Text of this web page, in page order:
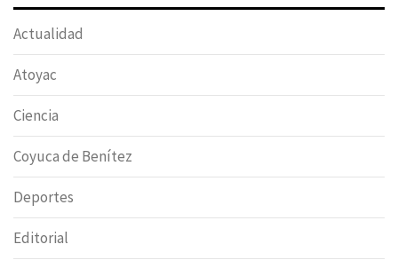
Actualidad
Atoyac
Ciencia
Coyuca de Benítez
Deportes
Editorial